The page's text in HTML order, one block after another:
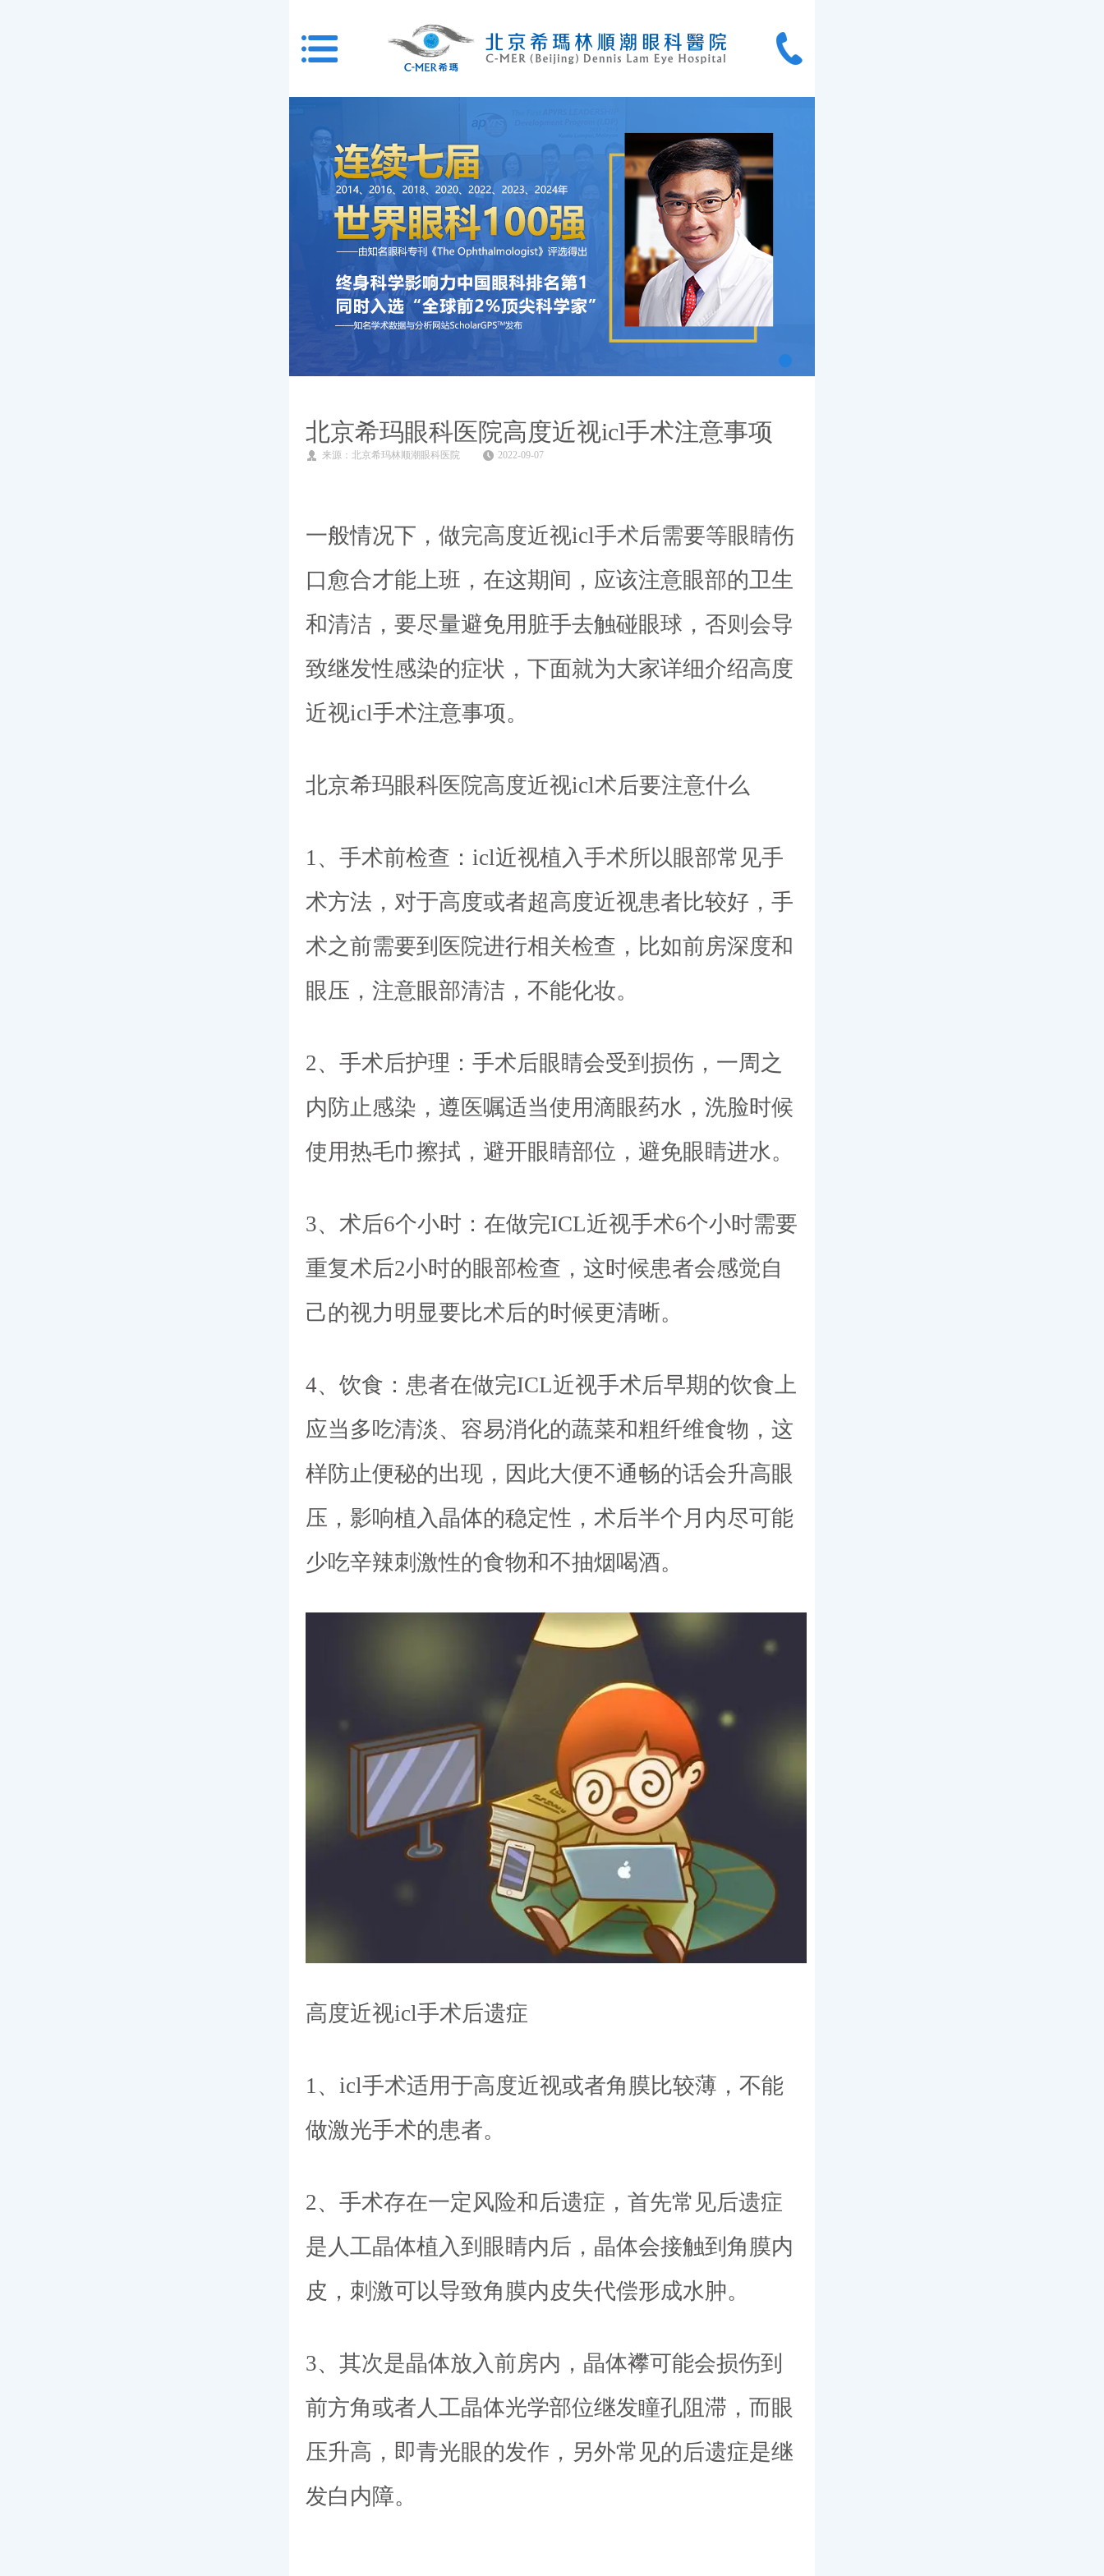
北京希玛眼科医院高度近视icl手术注意事项
来源：北京希玛林顺潮眼科医院 2022-09-07
一般情况下，做完高度近视icl手术后需要等眼睛伤
口愈合才能上班，在这期间，应该注意眼部的卫生
和清洁，要尽量避免用脏手去触碰眼球，否则会导
致继发性感染的症状，下面就为大家详细介绍高度
近视icl手术注意事项。
北京希玛眼科医院高度近视icl术后要注意什么
1、手术前检查：icl近视植入手术所以眼部常见手
术方法，对于高度或者超高度近视患者比较好，手
术之前需要到医院进行相关检查，比如前房深度和
眼压，注意眼部清洁，不能化妆。
2、手术后护理：手术后眼睛会受到损伤，一周之
内防止感染，遵医嘱适当使用滴眼药水，洗脸时候
使用热毛巾擦拭，避开眼睛部位，避免眼睛进水。
3、术后6个小时：在做完ICL近视手术6个小时需要
重复术后2小时的眼部检查，这时候患者会感觉自
己的视力明显要比术后的时候更清晰。
4、饮食：患者在做完ICL近视手术后早期的饮食上
应当多吃清淡、容易消化的蔬菜和粗纤维食物，这
样防止便秘的出现，因此大便不通畅的话会升高眼
压，影响植入晶体的稳定性，术后半个月内尽可能
少吃辛辣刺激性的食物和不抽烟喝酒。
高度近视icl手术后遗症
1、icl手术适用于高度近视或者角膜比较薄，不能
做激光手术的患者。
2、手术存在一定风险和后遗症，首先常见后遗症
是人工晶体植入到眼睛内后，晶体会接触到角膜内
皮，刺激可以导致角膜内皮失代偿形成水肿。
3、其次是晶体放入前房内，晶体襻可能会损伤到
前方角或者人工晶体光学部位继发瞳孔阻滞，而眼
压升高，即青光眼的发作，另外常见的后遗症是继
发白内障。